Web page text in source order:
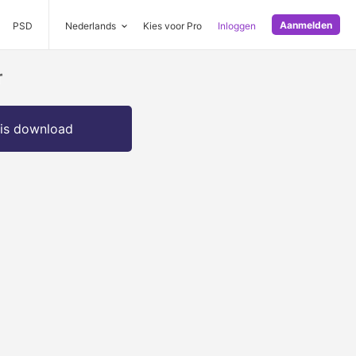
PSD Nederlands Kies voor Pro Inloggen Aanmelden
download